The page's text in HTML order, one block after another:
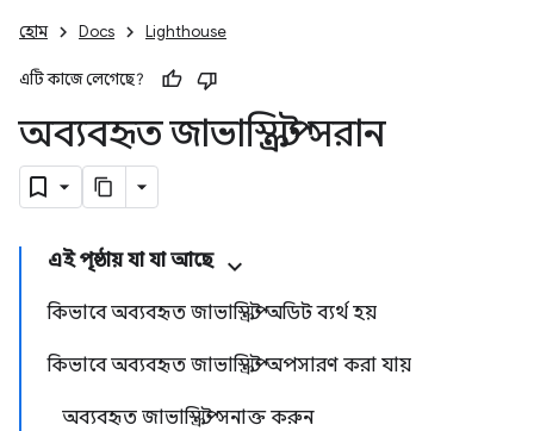
হোম Docs Lighthouse
এটি কাজে লেগেছে?
অব্যবহৃত জাভাস্ক্রিপ্ট সরান
এই পৃষ্ঠায় যা যা আছে
কিভাবে অব্যবহৃত জাভাস্ক্রিপ্ট অডিট ব্যর্থ হয়
কিভাবে অব্যবহৃত জাভাস্ক্রিপ্ট অপসারণ করা যায়
অব্যবহৃত জাভাস্ক্রিপ্ট সনাক্ত করুন